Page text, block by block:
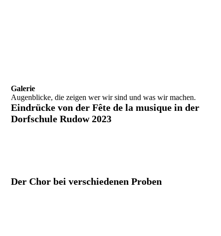
Galerie
Augenblicke, die zeigen wer wir sind und was wir machen.
Eindrücke von der Fête de la musique in der
Dorfschule Rudow 2023
Der Chor bei verschiedenen Proben